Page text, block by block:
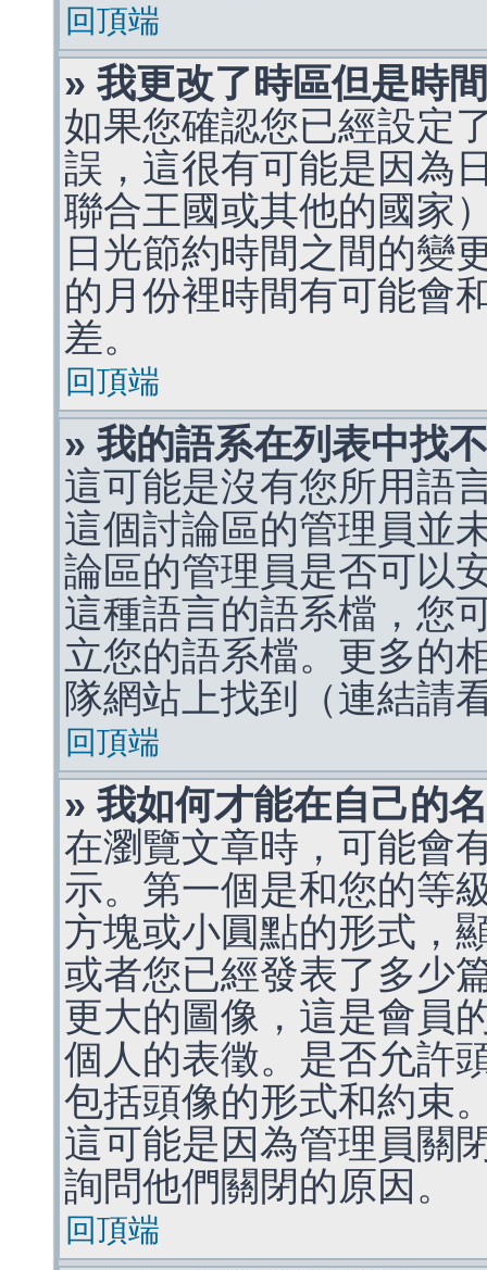
回頂端
» 我更改了時區但是時
如果您確認您已經設定
誤，這很有可能是因為
聯合王國或其他的國家
日光節約時間之間的變
的月份裡時間有可能會
差。
回頂端
» 我的語系在列表中找
這可能是沒有您所用語
這個討論區的管理員並
論區的管理員是否可以
這種語言的語系檔，您
立您的語系檔。更多的
隊網站上找到（連結請
回頂端
» 我如何才能在自己的
在瀏覽文章時，可能會
示。第一個是和您的等
方塊或小圓點的形式，
或者您已經發表了多少
更大的圖像，這是會員
個人的表徵。是否允許
包括頭像的形式和約束
這可能是因為管理員關
詢問他們關閉的原因。
回頂端